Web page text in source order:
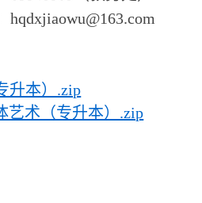
hqdxjiaowu@163.com
升本）.zip
艺术（专升本）.zip